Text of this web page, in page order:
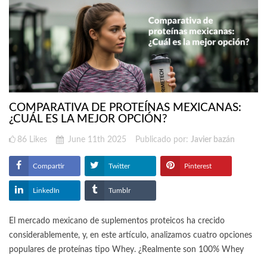
COMPARATIVA DE PROTEÍNAS MEXICANAS:
¿CUÁL ES LA MEJOR OPCIÓN?
86 Likes June 11th 2025 Publicado por: Javier bazán
Compartir Twitter Pinterest
LinkedIn Tumblr
El mercado mexicano de suplementos proteicos ha crecido
considerablemente, y, en este artículo, analizamos cuatro opciones
populares de proteínas tipo Whey. ¿Realmente son 100% Whey